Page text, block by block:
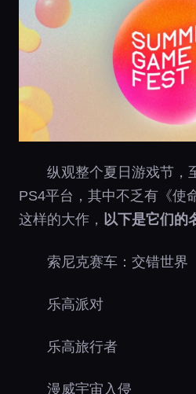
纵观整个夏日游戏节，
PS4平台，其中不乏有《使
这样的大作， 以下是它们的
索尼克赛车：交错世界
乐高派对
乐高旅行者
漫威宇宙入侵